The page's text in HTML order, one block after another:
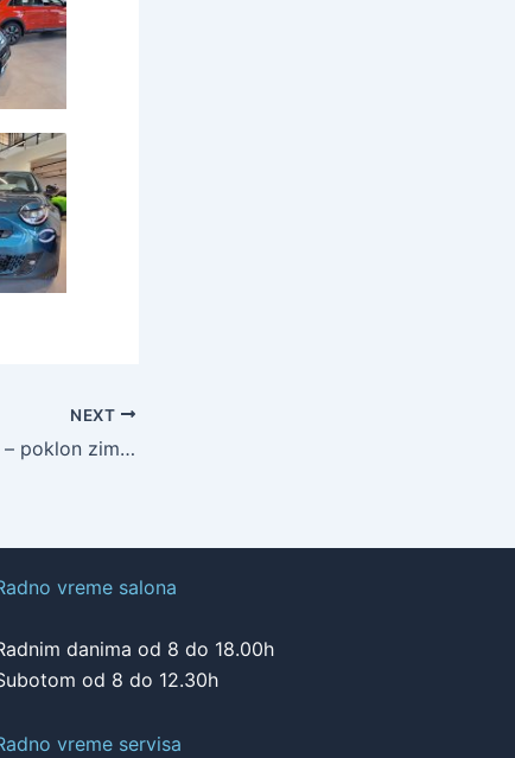
NEXT
OPEL zimska akcija – poklon zimske gume
vreme salona
danima od 8 do 18.00h
od 8 do 12.30h
vreme servisa